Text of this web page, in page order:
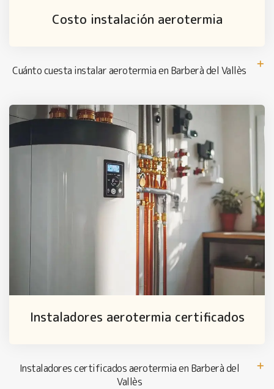
Costo instalación aerotermia
Cuánto cuesta instalar aerotermia en Barberà del Vallès
Instaladores aerotermia certificados
Instaladores certificados aerotermia en Barberà del
Vallès